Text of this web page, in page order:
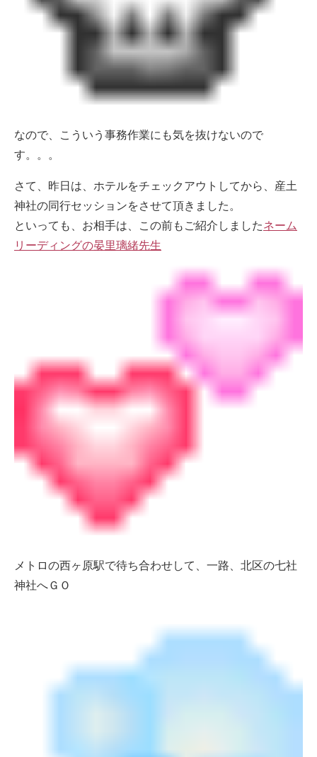
なので、こういう事務作業にも気を抜けないので
す。。。
さて、昨日は、ホテルをチェックアウトしてから、産土
神社の同行セッションをさせて頂きました。
といっても、お相手は、この前もご紹介しましたネーム
リーディングの晏里璃緒先生
メトロの西ヶ原駅で待ち合わせして、一路、北区の七社
神社へＧＯ